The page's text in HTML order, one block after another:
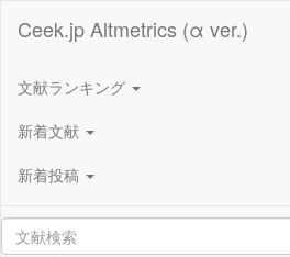
Ceek.jp Altmetrics (α ver.)
文献ランキング
新着文献
新着投稿